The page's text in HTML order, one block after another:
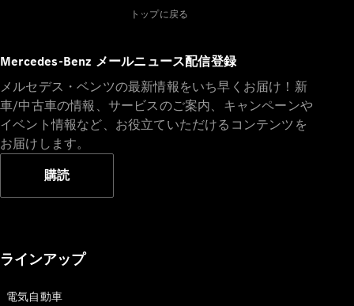
トップに戻る
Mercedes-Benz メールニュース配信登録
メルセデス・ベンツの最新情報をいち早くお届け！新
車/中古車の情報、サービスのご案内、キャンペーンや
イベント情報など、お役立ていただけるコンテンツを
お届けします。
購読
ラインアップ
電気自動車